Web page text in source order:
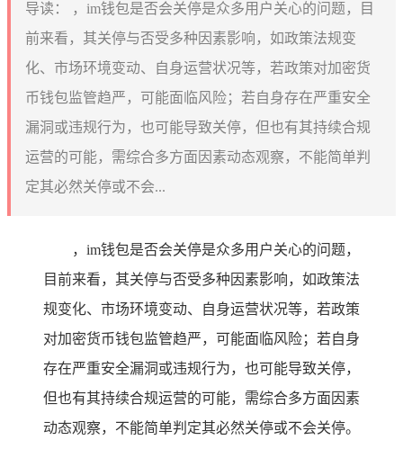
导读：
，im钱包是否会关停是众多用户关心的问题，目
前来看，其关停与否受多种因素影响，如政策法规变
化、市场环境变动、自身运营状况等，若政策对加密货
币钱包监管趋严，可能面临风险；若自身存在严重安全
漏洞或违规行为，也可能导致关停，但也有其持续合规
运营的可能，需综合多方面因素动态观察，不能简单判
定其必然关停或不会...
，im钱包是否会关停是众多用户关心的问题，
目前来看，其关停与否受多种因素影响，如政策法
规变化、市场环境变动、自身运营状况等，若政策
对加密货币钱包监管趋严，可能面临风险；若自身
存在严重安全漏洞或违规行为，也可能导致关停，
但也有其持续合规运营的可能，需综合多方面因素
动态观察，不能简单判定其必然关停或不会关停。